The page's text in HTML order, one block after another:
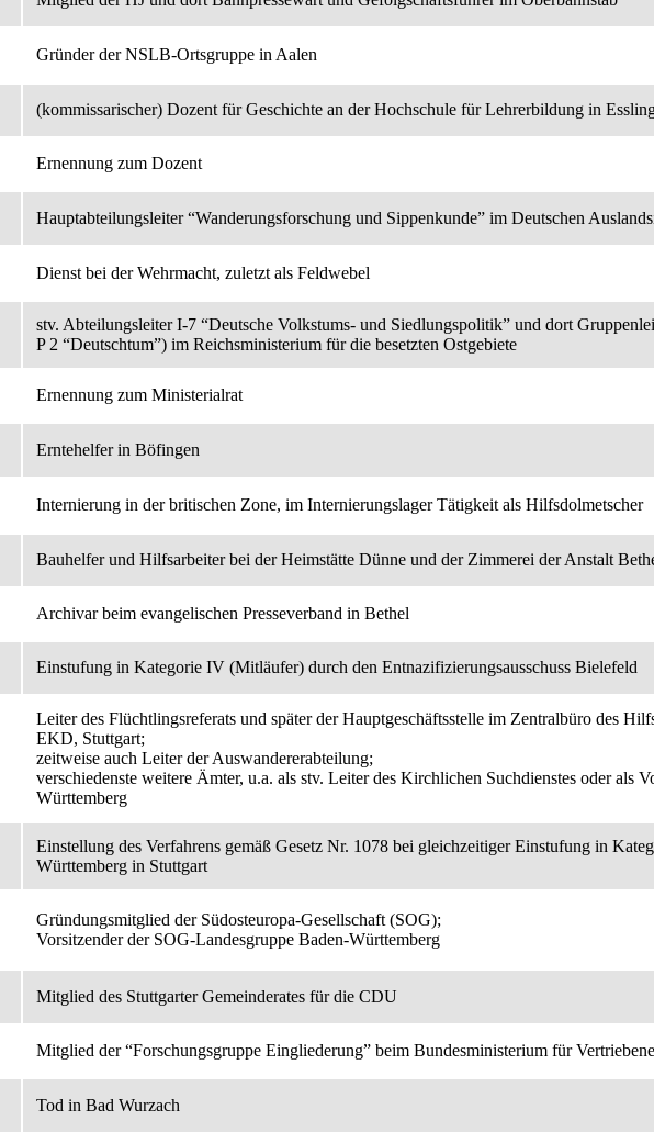
Gründer der NSLB-Ortsgruppe in Aalen
(kommissarischer) Dozent für Geschichte an der Hochschule für Lehrerbildung in
Ernennung zum Dozent
Hauptabteilungsleiter “Wanderungsforschung und Sippenkunde” im Deutschen
Dienst bei der Wehrmacht, zuletzt als Feldwebel
stv. Abteilungsleiter I-7 “Deutsche Volkstums- und Siedlungspolitik” und dort
P 2 “Deutschtum”) im Reichsministerium für die besetzten Ostgebiete
Ernennung zum Ministerialrat
Erntehelfer in Böfingen
Internierung in der britischen Zone, im Internierungslager Tätigkeit als Hilfsdolmetscher
Bauhelfer und Hilfsarbeiter bei der Heimstätte Dünne und der Zimmerei der Anstalt
Archivar beim evangelischen Presseverband in Bethel
Einstufung in Kategorie IV (Mitläufer) durch den Entnazifizierungsausschuss Bielefeld
Leiter des Flüchtlingsreferats und später der Hauptgeschäftsstelle im Zentralbüro des
EKD, Stuttgart;
zeitweise auch Leiter der Auswandererabteilung;
verschiedenste weitere Ämter, u.a. als stv. Leiter des Kirchlichen Suchdienstes oder als
Württemberg
Einstellung des Verfahrens gemäß Gesetz Nr. 1078 bei gleichzeitiger Einstufung in
Württemberg in Stuttgart
Gründungsmitglied der Südosteuropa-Gesellschaft (SOG);
Vorsitzender der SOG-Landesgruppe Baden-Württemberg
Mitglied des Stuttgarter Gemeinderates für die CDU
Mitglied der “Forschungsgruppe Eingliederung” beim Bundesministerium für
Tod in Bad Wurzach